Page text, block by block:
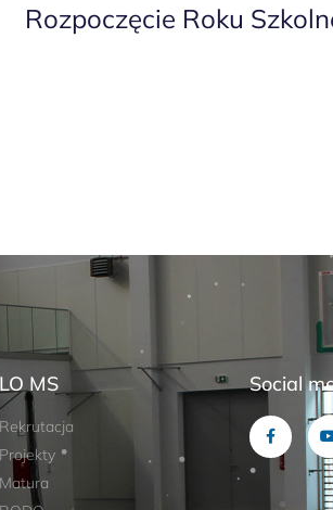
Rozpoczęcie Roku
LO MS
Rekrutacja
Projekty
Matura
Social